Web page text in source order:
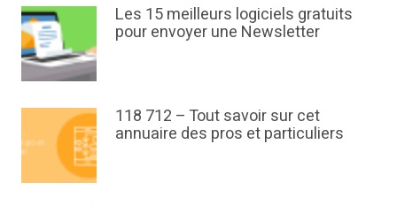
Les 15 meilleurs logiciels gratuits
pour envoyer une Newsletter
118 712 – Tout savoir sur cet
annuaire des pros et particuliers